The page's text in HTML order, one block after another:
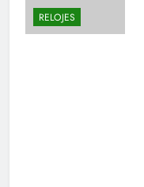
RELOJES